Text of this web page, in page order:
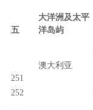
五
大洋洲及太平
洋岛屿
251
澳大利亚
252